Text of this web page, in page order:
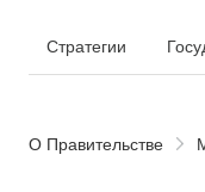
Стратегии
О Правительстве